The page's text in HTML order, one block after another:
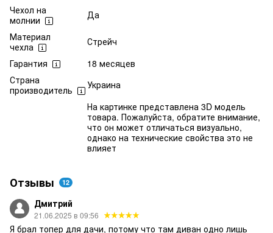
Чехол на
молнии
Да
Материал
чехла
Стрейч
Гарантия
18 месяцев
Страна
производитель
Украина
На картинке представлена 3D модель
товара. Пожалуйста, обратите внимание,
что он может отличаться визуально,
однако на технические свойства это не
влияет
Отзывы 12
Дмитрий
21.06.2025 в 09:56
Я брал топер для дачи, потому что там диван одно лишь